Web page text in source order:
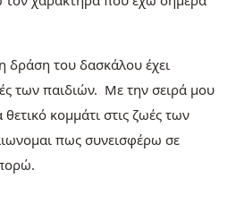
δράση του δασκάλου έχει
των παιδιών. Με την σειρά μου
κομμάτι στις ζωές των
πως συνεισφέρω σε